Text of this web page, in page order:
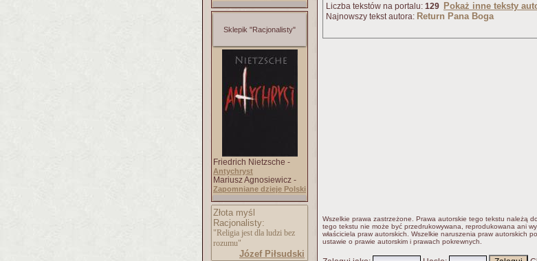
Sklepik "Racjonalisty"
Friedrich Nietzsche -
Antychryst
Mariusz Agnosiewicz -
Zapomniane dzieje Polski
Złota myśl
Racjonalisty:
"Religia jest dla ludzi bez
rozumu"
Józef Piłsudski
Liczba tekstów na portalu: 129 Pokaż inne teksty
Najnowszy tekst autora: Return Pana Boga
Wszelkie prawa zastrzeżone. Prawa autorskie tego tekstu należą
tego tekstu nie może być przedrukowywana, reprodukowana ani
właściciela praw autorskich. Wszelkie naruszenia praw autorskich
ustawie o prawie autorskim i prawach pokrewnych.